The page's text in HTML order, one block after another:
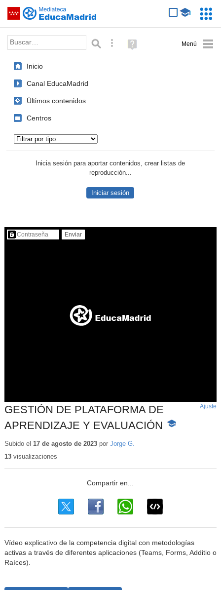
Saltar navegación
Palabra o frase: Búsqueda avanzada
Ayuda
(en
Inicio
Canal EducaMadrid
Últimos contenidos
Centros
Inicia sesión para aportar contenidos, crear listas de
reproducción...
Iniciar sesión
Contenido protegido…
GESTIÓN DE PLATAFORMA DE
APRENDIZAJE Y EVALUACIÓN
-
Ajuste
Subido el 17 de agosto de 2023por Jorge G.
13visualizaciones
Vídeo explicativo de la competencia digital con metodologías
activas a través de diferentes aplicaciones (Teams, Forms, Additio o
Raíces).